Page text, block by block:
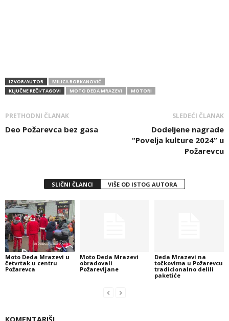
IZVOR/AUTOR
MILICA BORKANOVIĆ
KLJUČNE REČI/TAGOVI
MOTO DEDA MRAZEVI MOTORI
PRETHODNI ČLANAK
Deo Požarevca bez gasa
SLEDEĆI ČLANAK
Dodeljene nagrade
“Povelja kulture 2024” u
Požarevcu
SLIČNI ČLANCI VIŠE OD ISTOG AUTORA
Moto Deda Mrazevi u
četvrtak u centru
Požarevca
Moto Deda Mrazevi
obradovali
Požarevljane
Deda Mrazevi na
točkovima u Požarevcu
tradicionalno delili
paketiće
KOMENTARIŠI